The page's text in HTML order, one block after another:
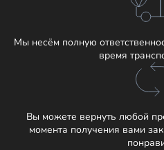
Мы несём полную
время
Вы можете вернуть любой
момента получения вами